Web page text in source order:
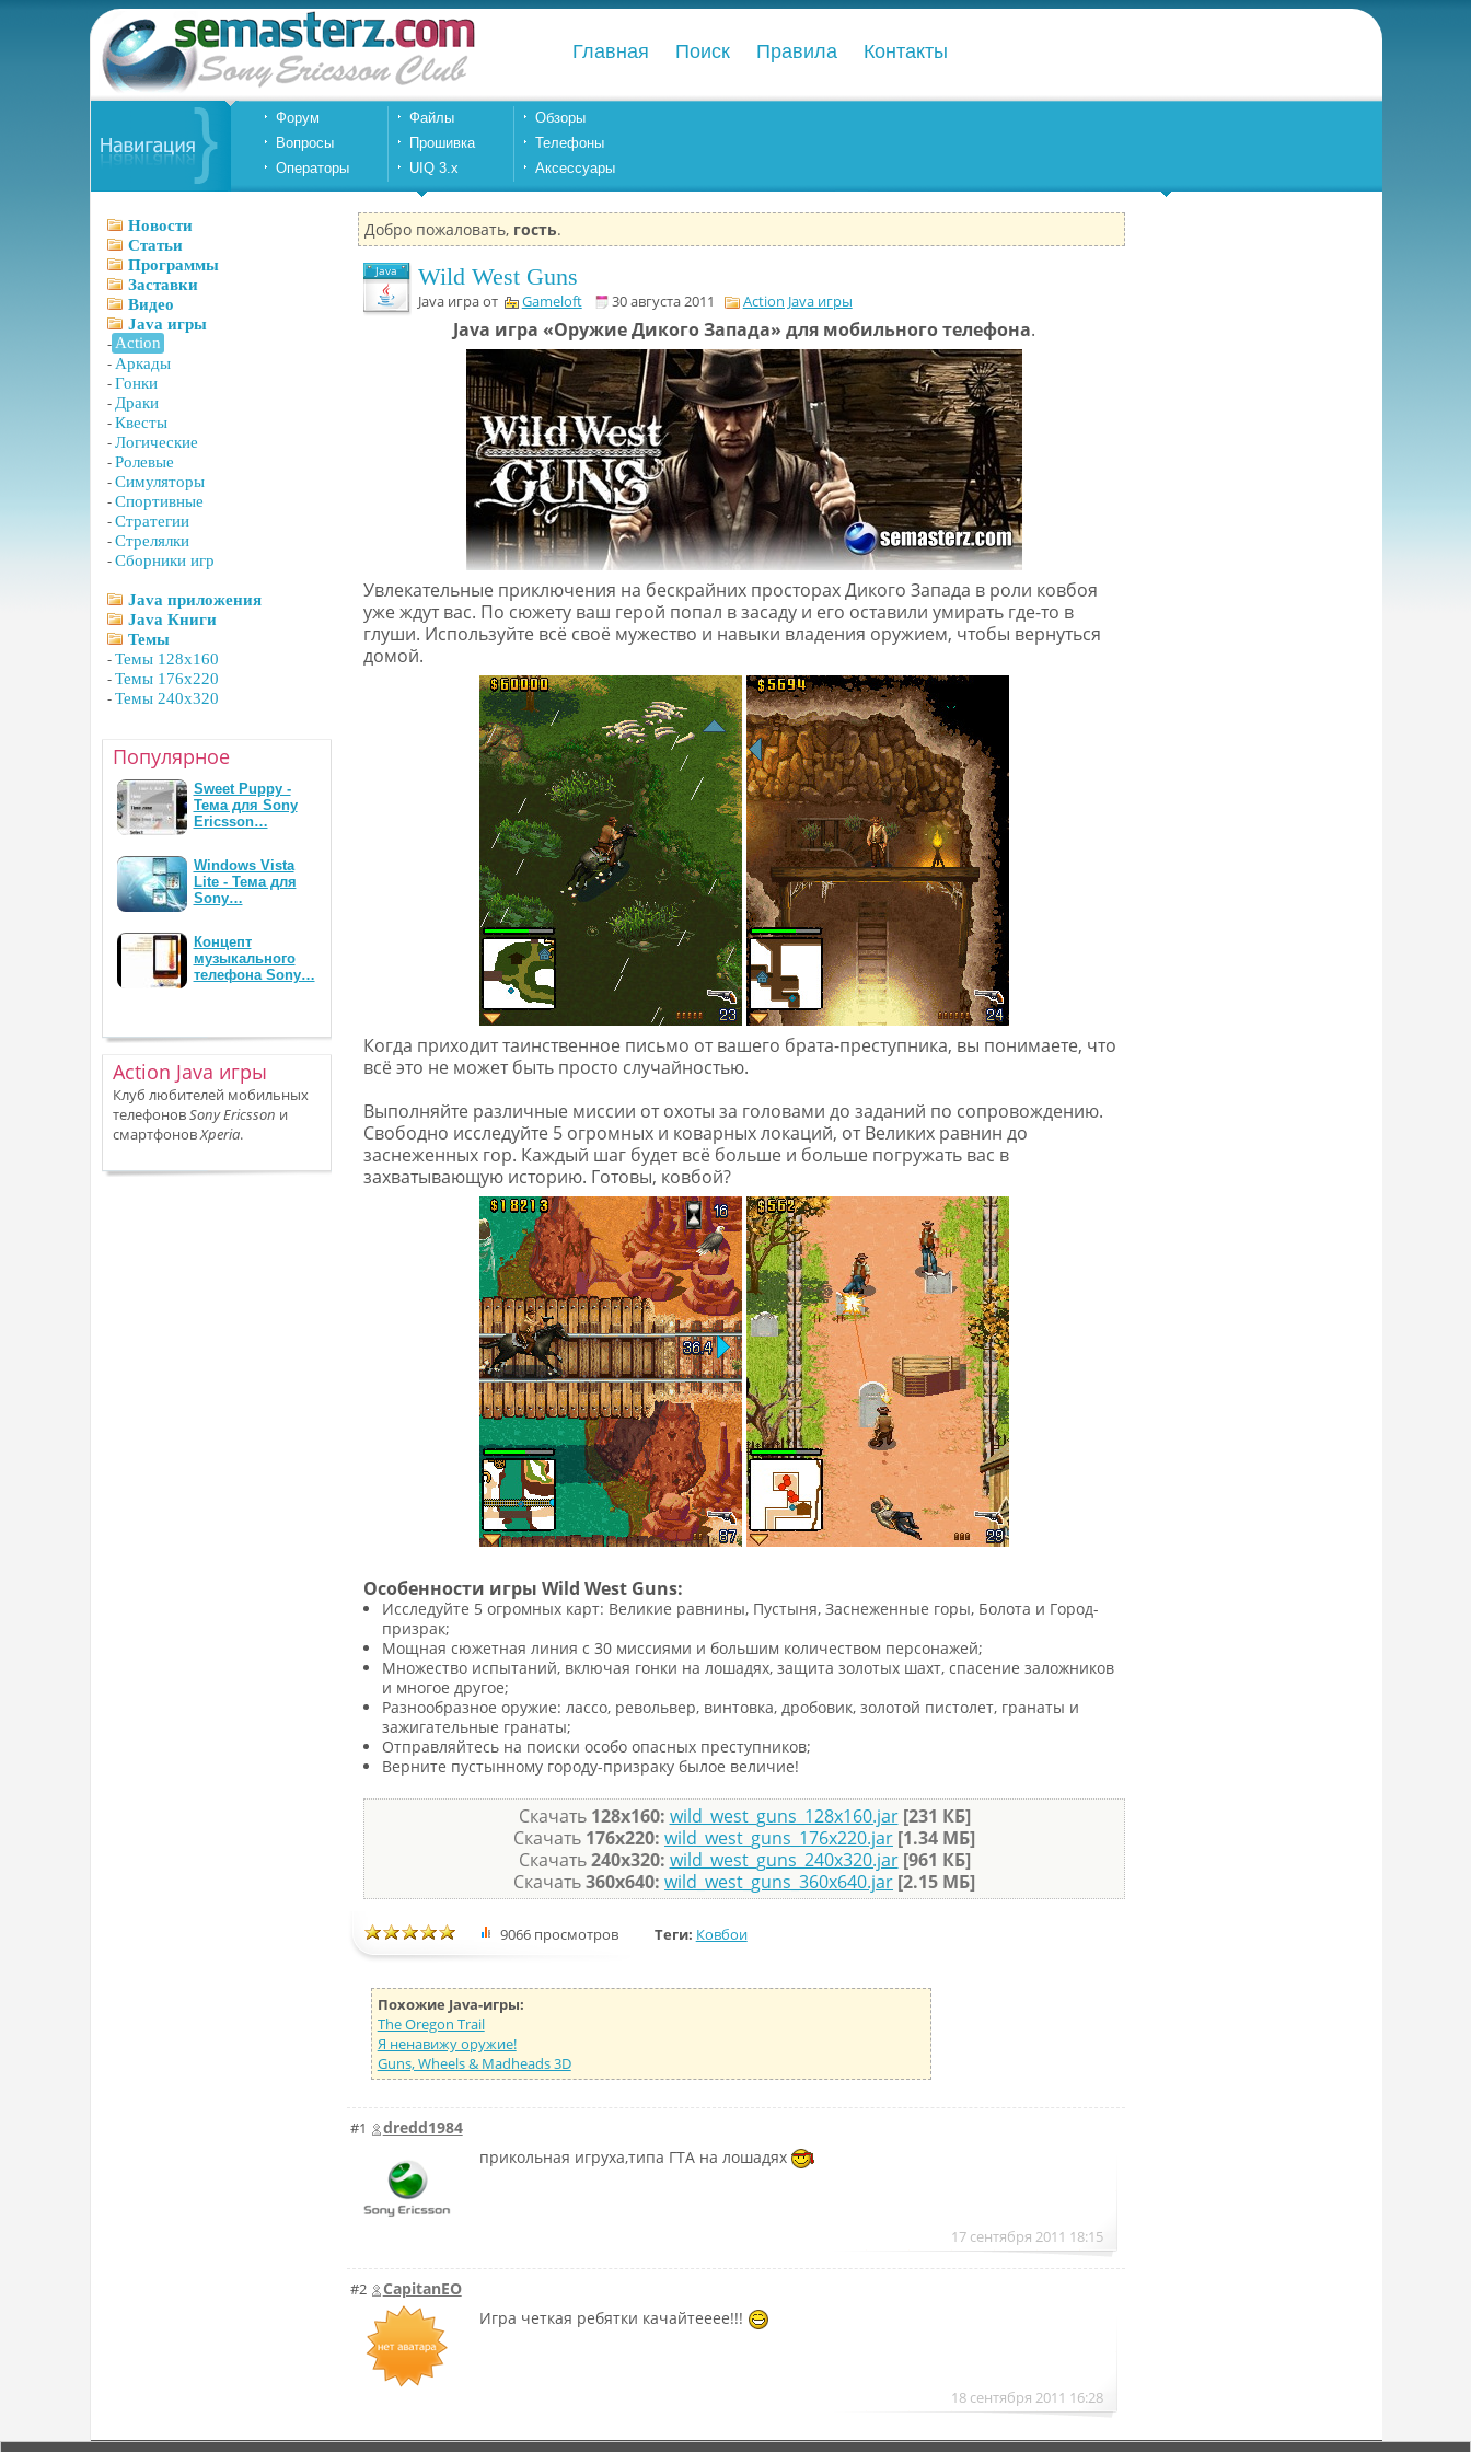
Главная Поиск Правила Контакты
Форум
Вопросы
Операторы
Файлы
Прошивка
UIQ 3.x
Обзоры
Телефоны
Аксессуары
Добро пожаловать, гость.
Java Wild West Guns
Java игра от Gameloft 30 августа 2011 Action Java игры
Java игра «Оружие Дикого Запада» для мобильного телефона.
Увлекательные приключения на бескрайних просторах Дикого Запада в роли ковбоя
уже ждут вас. По сюжету ваш герой попал в засаду и его оставили умирать где-то в
глуши. Используйте всё своё мужество и навыки владения оружием, чтобы вернуться
домой.
Когда приходит таинственное письмо от вашего брата-преступника, вы понимаете, что
всё это не может быть просто случайностью.
Выполняйте различные миссии от охоты за головами до заданий по сопровождению.
Свободно исследуйте 5 огромных и коварных локаций, от Великих равнин до
заснеженных гор. Каждый шаг будет всё больше и больше погружать вас в
захватывающую историю. Готовы, ковбой?
Особенности игры Wild West Guns:
Исследуйте 5 огромных карт: Великие равнины, Пустыня, Заснеженные горы, Болота и Город-
призрак;
Мощная сюжетная линия с 30 миссиями и большим количеством персонажей;
Множество испытаний, включая гонки на лошадях, защита золотых шахт, спасение заложников
и многое другое;
Разнообразное оружие: лассо, револьвер, винтовка, дробовик, золотой пистолет, гранаты и
зажигательные гранаты;
Отправляйтесь на поиски особо опасных преступников;
Верните пустынному городу-призраку былое величие!
Скачать 128х160: wild_west_guns_128x160.jar [231 КБ]
Скачать 176х220: wild_west_guns_176x220.jar [1.34 МБ]
Скачать240х320: wild_west_guns_240x320.jar [961 КБ]
Скачать360x640: wild_west_guns_360x640.jar [2.15 МБ]
9066 просмотров Теги: Ковбои
Похожие Java-игры:
The Oregon Trail
Я ненавижу оружие!
Guns, Wheels & Madheads 3D
#1
dredd1984
прикольная игруха,типа ГТА на лошадях
17 сентября 2011 18:15
#2
CapitanEO
Игра четкая ребятки качайтееее!!!
18 сентября 2011 16:28
Новости
Статьи
Программы
Заставки
Видео
Java игры
- Action
- Аркады
-Гонки
- Драки
-Квесты
-Логические
-Ролевые
-Симуляторы
-Спортивные
-Стратегии
-Стрелялки
-Сборники игр
Java приложения
Java Книги
Темы
-Темы 128x160
-Темы 176x220
-Темы 240x320
Популярное
Sweet Puppy -
Тема для Sony
Ericsson…
Windows Vista
Lite - Тема для
Sony…
Концепт
музыкального
телефона Sony…
Action Java игры
Клуб любителей мобильных
телефоновSony Ericsson и
смартфоновXperia.